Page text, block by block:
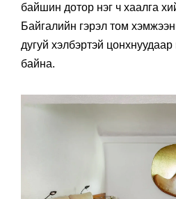
байшин дотор нэг ч хаалга
Байгалийн гэрэл том
дугуй хэлбэртэй
байна.